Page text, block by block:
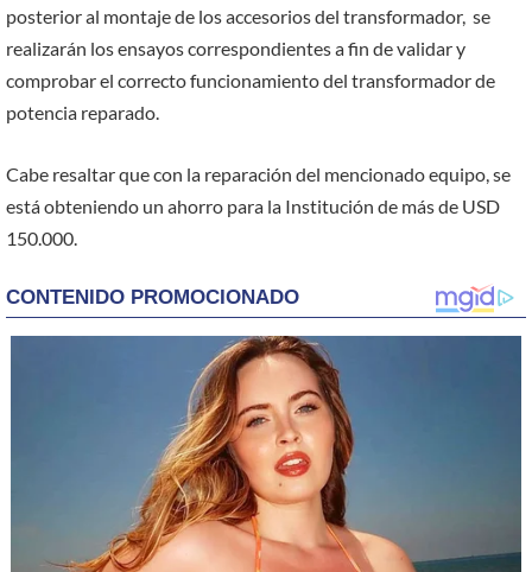
posterior al montaje de los accesorios del transformador, se
realizarán los ensayos correspondientes a fin de validar y
comprobar el correcto funcionamiento del transformador de
potencia reparado.
Cabe resaltar que con la reparación del mencionado equipo, se
está obteniendo un ahorro para la Institución de más de USD
150.000.